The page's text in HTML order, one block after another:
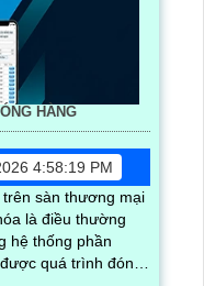
HÀNG
4:58:19 PM
sàn thương mại
là điều thường
hệ thống phần
quá trình đóng